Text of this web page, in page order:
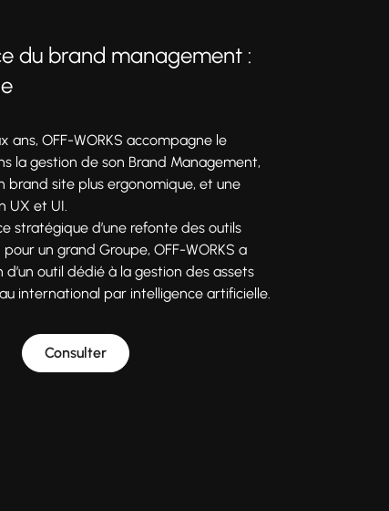
du brand management :
ans, OFF-WORKS accompagne le
la gestion de son Brand Management,
brand site plus ergonomique, et une
UX et UI.
stratégique d’une refonte des outils
un grand Groupe, OFF-WORKS a
outil dédié à la gestion des assets
international par intelligence artificielle.
Consulter